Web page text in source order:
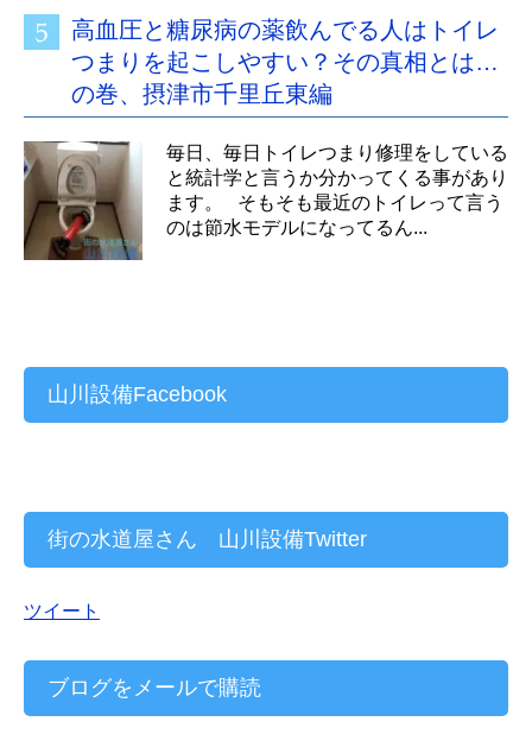
高血圧と糖尿病の薬飲んでる人はトイレ
つまりを起こしやすい？その真相とは…
の巻、摂津市千里丘東編
毎日、毎日トイレつまり修理をしている
と統計学と言うか分かってくる事があり
ます。 そもそも最近のトイレって言う
のは節水モデルになってるん...
山川設備Facebook
街の水道屋さん 山川設備Twitter
ツイート
ブログをメールで購読